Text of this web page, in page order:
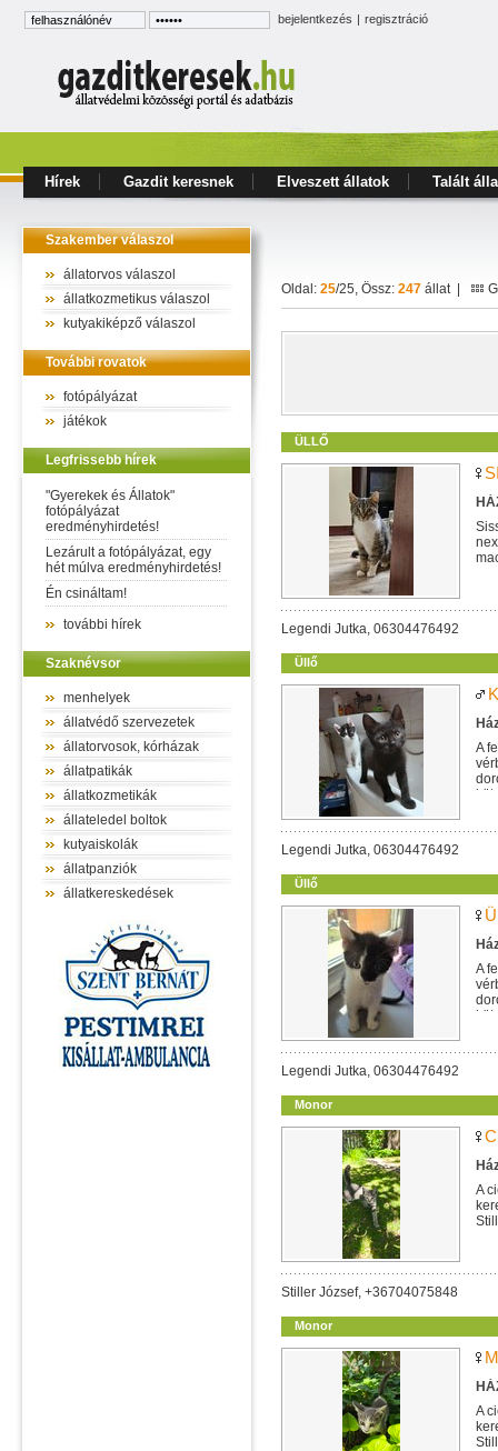
bejelentkezés | regisztráció
Hírek Gazdit keresnek Elveszett állatok Talált
Szakember válaszol
állatorvos válaszol
állatkozmetikus válaszol
kutyakiképző válaszol
További rovatok
fotópályázat
játékok
Legfrissebb hírek
"Gyerekek és Állatok"
fotópályázat
eredményhirdetés!
Lezárult a fotópályázat, egy
hét múlva eredményhirdetés!
Én csináltam!
további hírek
Szaknévsor
menhelyek
állatvédő szervezetek
állatorvosok, kórházak
állatpatikák
állatkozmetikák
állateledel boltok
kutyaiskolák
állatpanziók
állatkereskedések
Oldal: 25/25, Össz: 247 állat |
ÜLLŐ
Legendi Jutka, 06304476492
Üllő
A
Legendi Jutka, 06304476492
Üllő
A
Legendi Jutka, 06304476492
Monor
A
Stiller József, +36704075848
Monor
A